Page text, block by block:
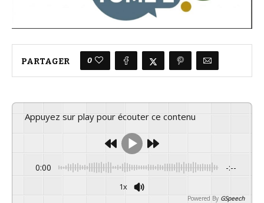
PARTAGER 0
Appuyez sur play pour écouter ce contenu
0:00 -:--
1x
Powered By GSpeech